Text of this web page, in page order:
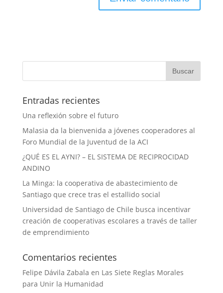
Entradas recientes
Una reflexión sobre el futuro
Malasia da la bienvenida a jóvenes cooperadores al
Foro Mundial de la Juventud de la ACI
¿QUÉ ES EL AYNI? – EL SISTEMA DE RECIPROCIDAD
ANDINO
La Minga: la cooperativa de abastecimiento de
Santiago que crece tras el estallido social
Universidad de Santiago de Chile busca incentivar
creación de cooperativas escolares a través de taller
de emprendimiento
Comentarios recientes
Felipe Dávila Zabala en Las Siete Reglas Morales
para Unir la Humanidad